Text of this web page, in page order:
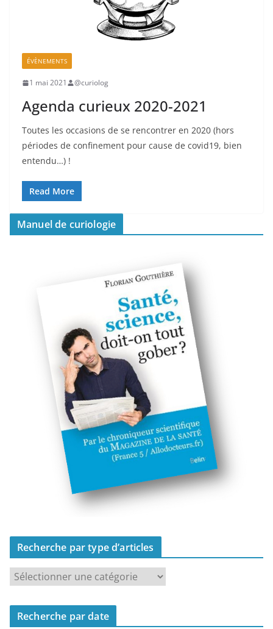
ÉVÈNEMENTS
1 mai 2021 @curiolog
Agenda curieux 2020-2021
Toutes les occasions de se rencontrer en 2020 (hors
périodes de confinement pour cause de covid19, bien
entendu…) !
Read More
Manuel de curiologie
Recherche par type d’articles
c
Recherche par date